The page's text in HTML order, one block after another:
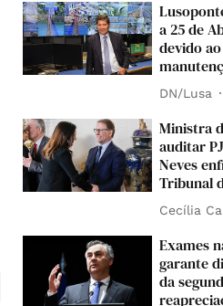
a 25 de
devido
DN/Lusa
Ministra
auditar
Neves
Tribunal
Cecília
Exames
garante
da